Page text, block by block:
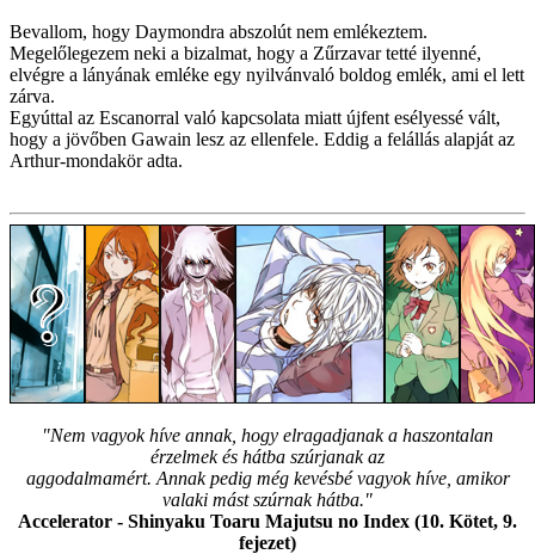
Bevallom, hogy Daymondra abszolút nem emlékeztem.
Megelőlegezem neki a bizalmat, hogy a Zűrzavar tetté ilyenné,
elvégre a lányának emléke egy nyilvánvaló boldog emlék, ami el lett
zárva.
Egyúttal az Escanorral való kapcsolata miatt újfent esélyessé vált,
hogy a jövőben Gawain lesz az ellenfele. Eddig a felállás alapját az
Arthur-mondakör adta.
"Nem vagyok híve annak, hogy elragadjanak a haszontalan
érzelmek és hátba szúrjanak az
aggodalmamért. Annak pedig még kevésbé vagyok híve, amikor
valaki mást szúrnak hátba."
Accelerator - Shinyaku Toaru Majutsu no Index (10. Kötet, 9.
fejezet)